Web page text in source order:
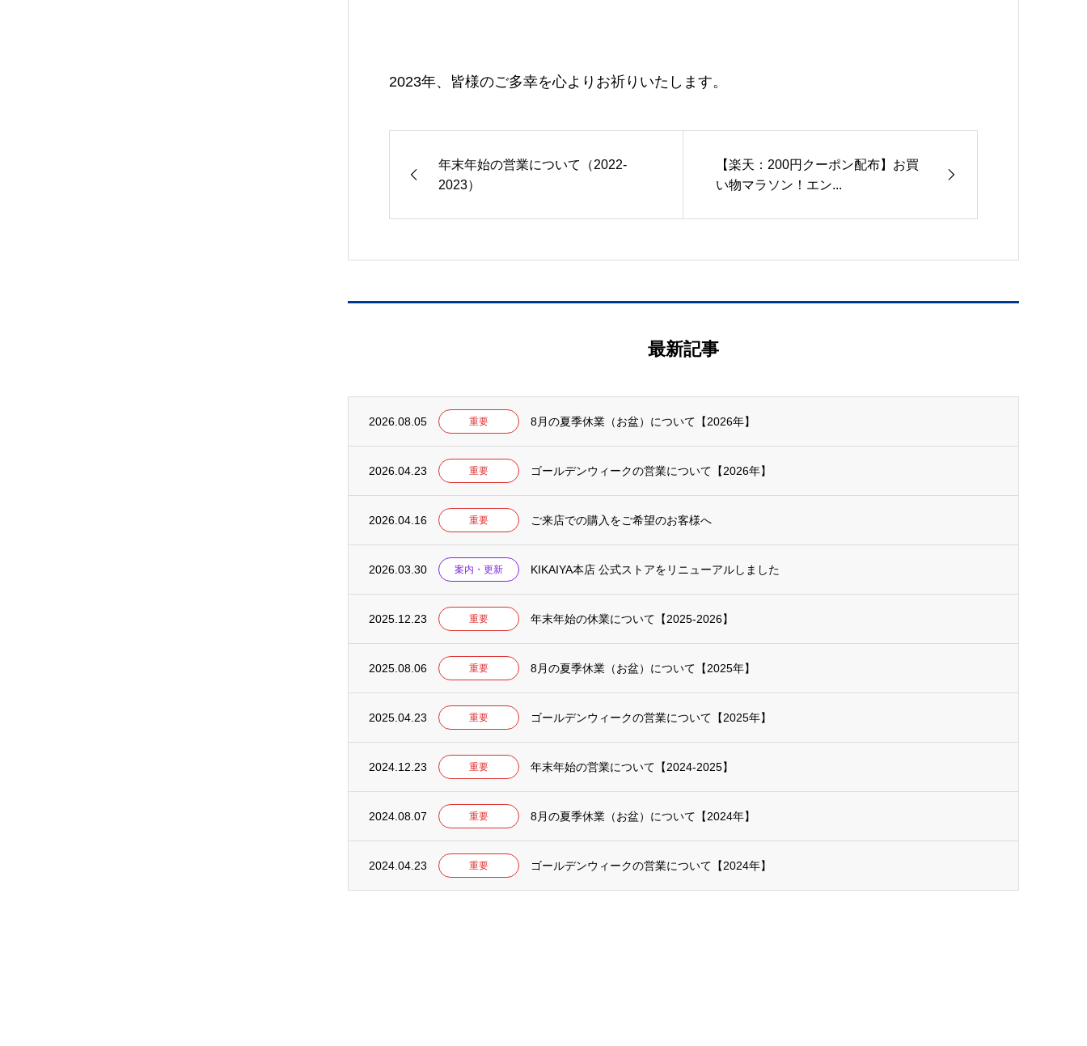
2023年、皆様のご多幸を心よりお祈りいたします。
年末年始の営業について（2022-
2023）
【楽天：200円クーポン配布】お買
い物マラソン！エン...
最新記事
2026.08.05 重要 8月の夏季休業（お盆）について【2026年】
2026.04.23 重要 ゴールデンウィークの営業について【2026年】
2026.04.16 重要 ご来店での購入をご希望のお客様へ
2026.03.30 案内・更新 KIKAIYA本店 公式ストアをリニューアルしました
2025.12.23 重要 年末年始の休業について【2025-2026】
2025.08.06 重要 8月の夏季休業（お盆）について【2025年】
2025.04.23 重要 ゴールデンウィークの営業について【2025年】
2024.12.23 重要 年末年始の営業について【2024-2025】
2024.08.07 重要 8月の夏季休業（お盆）について【2024年】
2024.04.23 重要 ゴールデンウィークの営業について【2024年】